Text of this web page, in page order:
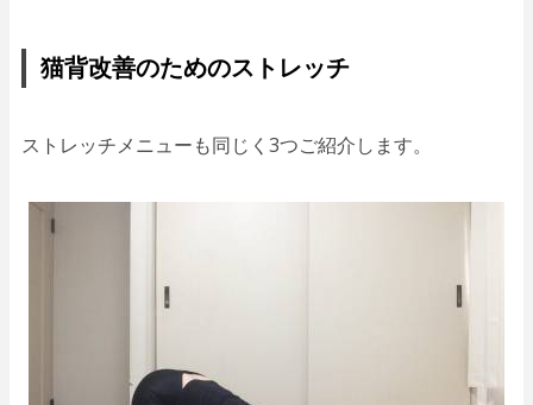
猫背改善のためのストレッチ
ストレッチメニューも同じく3つご紹介します。